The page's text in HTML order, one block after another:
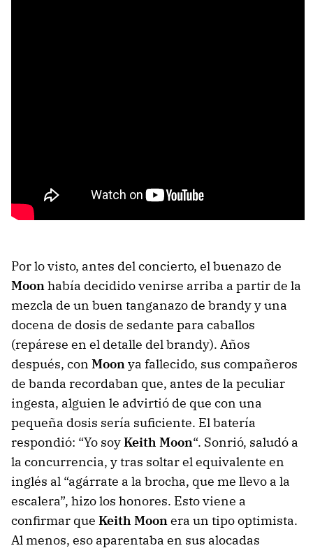
Por lo visto, antes del concierto, el buenazo de
Moonhabía decidido venirse arriba a partir de la
mezcla de un buen tanganazo de brandy y una
docena de dosis de sedante para caballos
(repárese en el detalle del brandy). Años
después, con Moonya fallecido, sus compañeros
de banda recordaban que, antes de la peculiar
ingesta, alguien le advirtió de que con una
pequeña dosis sería suficiente. El batería
respondió: “Yo soyKeith Moon“. Sonrió, saludó a
la concurrencia, y tras soltar el equivalente en
inglés al “agárrate a la brocha, que me llevo a la
escalera”, hizo los honores. Esto viene a
confirmar que Keith Moonera un tipo optimista.
Al menos, eso aparentaba en sus alocadas